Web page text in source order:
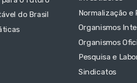
do Brasil
Normalização e
Organismos
Organismos
Pesquisa e
Sindicatos